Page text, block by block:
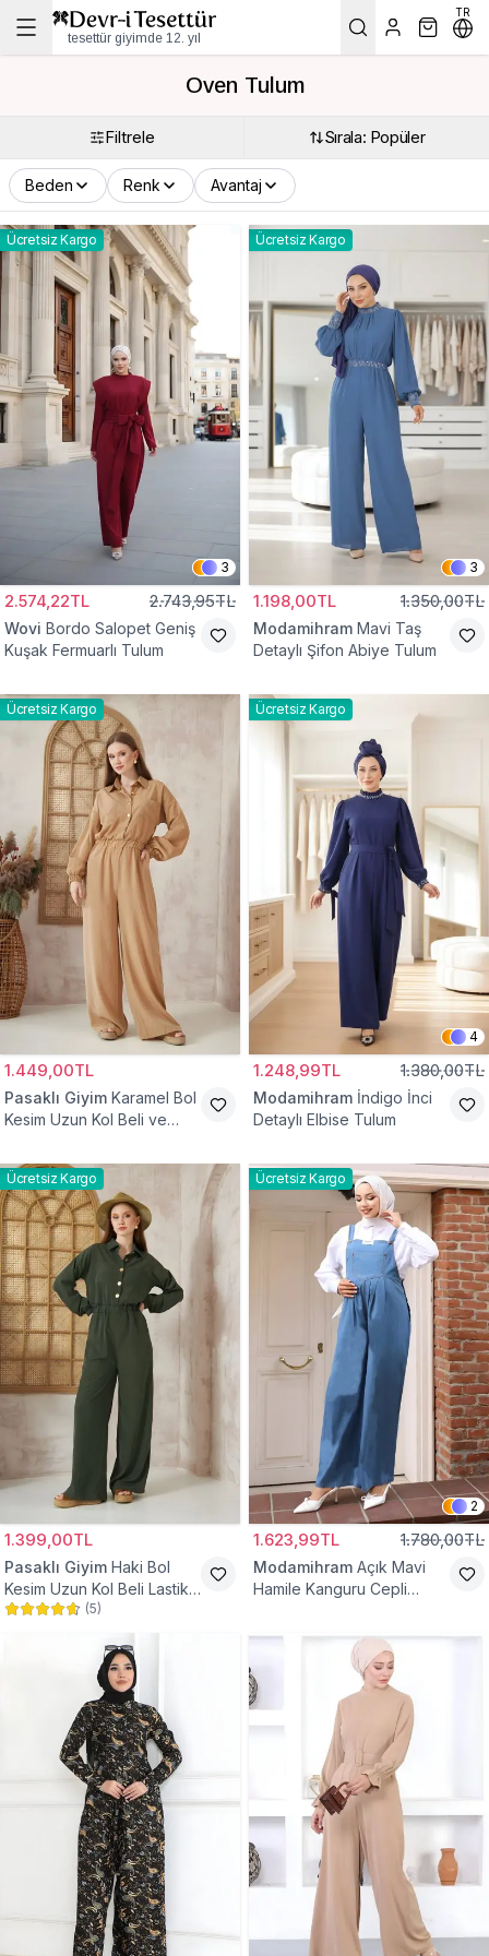
tesettür giyimde 12. yıl
TR
Oven Tulum
Filtrele Sırala: Popüler
Beden Renk Avantaj
Ücretsiz Kargo
3
2.574,22TL 2.743,95TL
Wovi Bordo Salopet Geniş
Kuşak Fermuarlı Tulum
Ücretsiz Kargo
3
1.198,00TL 1.350,00TL
Modamihram Mavi Taş
Detaylı Şifon Abiye Tulum
Ücretsiz Kargo
1.449,00TL
Pasaklı Giyim Karamel Bol
Kesim Uzun Kol Beli ve
Tulum
Ücretsiz Kargo
4
1.248,99TL 1.380,00TL
Modamihram İndigo İnci
Detaylı Elbise Tulum
Ücretsiz Kargo
1.399,00TL
Pasaklı Giyim Haki Bol
Kesim Uzun Kol Beli Lastikli
Cepli Kupra Tesettür Tulum
(5)
Ücretsiz Kargo
2
1.623,99TL 1.780,00TL
Modamihram Açık Mavi
Hamile Kanguru Cepli